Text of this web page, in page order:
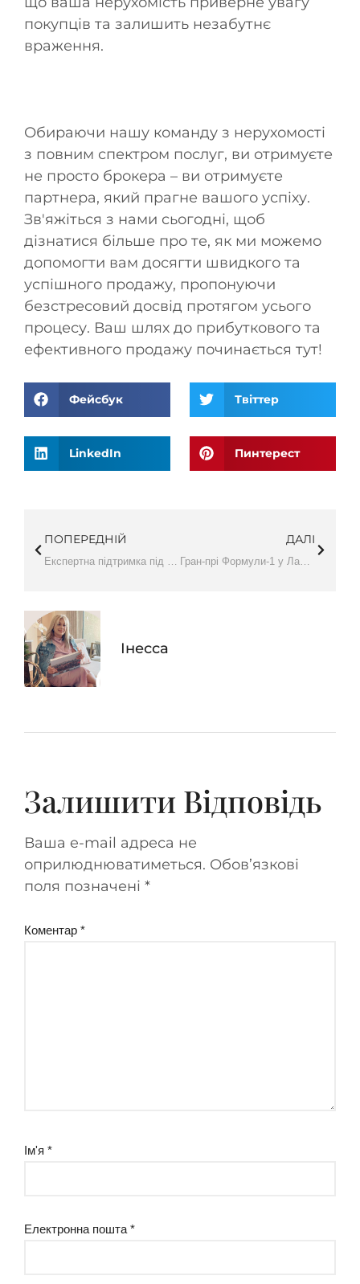
покупців та залишить незабутнє
враження.
Обираючи нашу команду з нерухомості
з повним спектром послуг, ви отримуєте
не просто брокера – ви отримуєте
партнера, який прагне вашого успіху.
Зв'яжіться з нами сьогодні, щоб
дізнатися більше про те, як ми можемо
допомогти вам досягти швидкого та
успішного продажу, пропонуючи
безстресовий досвід протягом усього
процесу. Ваш шлях до прибуткового та
ефективного продажу починається тут!
Фейсбук Твіттер
LinkedIn Пинтерест
ПОПЕРЕДНІЙ ДАЛІ
Гран-прі Формули-1 у Лас-Вегасі 2023 року
Інесса
Залишити Відповідь
Ваша e-mail адреса не
оприлюднюватиметься. Обов’язкові
поля позначені *
Коментар *
Ім'я *
Електронна пошта *